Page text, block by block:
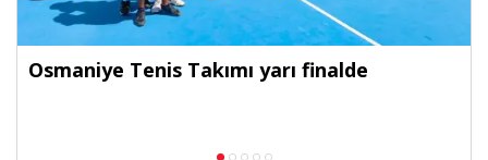
Osmaniye Tenis Takımı yarı finalde